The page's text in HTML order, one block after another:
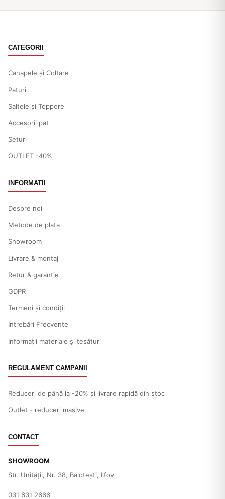
CATEGORII
Canapele și Coltare
Paturi
Saltele și Toppere
Accesorii pat
Seturi
OUTLET -40%
INFORMATII
Despre noi
Metode de plata
Showroom
Livrare & montaj
Retur & garantie
GDPR
Termeni și condiții
Intrebări Frecvente
Informații materiale și țesături
REGULAMENT CAMPANII
Reduceri de până la -20% și livrare rapidă din stoc
Outlet - reduceri masive
CONTACT
SHOWROOM
Str. Unităţii, Nr. 38, Baloteşti, Ilfov
031 631 2666